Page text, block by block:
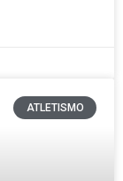
ATLETISMO